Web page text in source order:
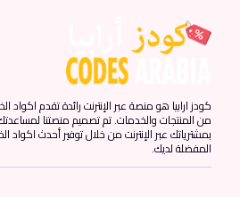
كودز ارابيا هو منصة عبر الإنترنت رائدة تقدم
من المنتجات والخدمات. تم تصميم منصتنا
بمشترياتك عبر الإنترنت من خلال توفير أحدث اكواد
المفضلة لديك.